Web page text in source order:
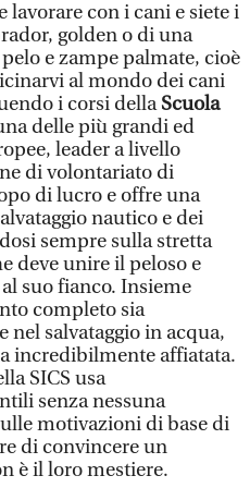
lavorare con i cani e siete i
golden o di una
e zampe palmate, cioè
al mondo dei cani
i corsi dellaScuola
delle più grandi ed
leader a livello
di volontariato di
di lucro e offre una
nautico e dei
sempre sulla stretta
deve unire il peloso e
suo fianco. Insieme
completo sia
nel salvataggio in acqua,
incredibilmente affiatata.
SICS usa
senza nessuna
motivazioni di base di
di convincere un
è il loro mestiere.